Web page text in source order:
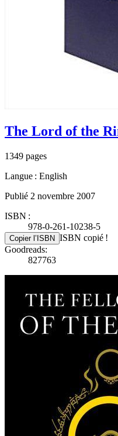
The Lord of the
1349 pages
Langue : English
Publié 2 novembre 2007
ISBN :
978-0-261-10238-5
Copier l’ISBN ISBN copié !
Goodreads:
827763